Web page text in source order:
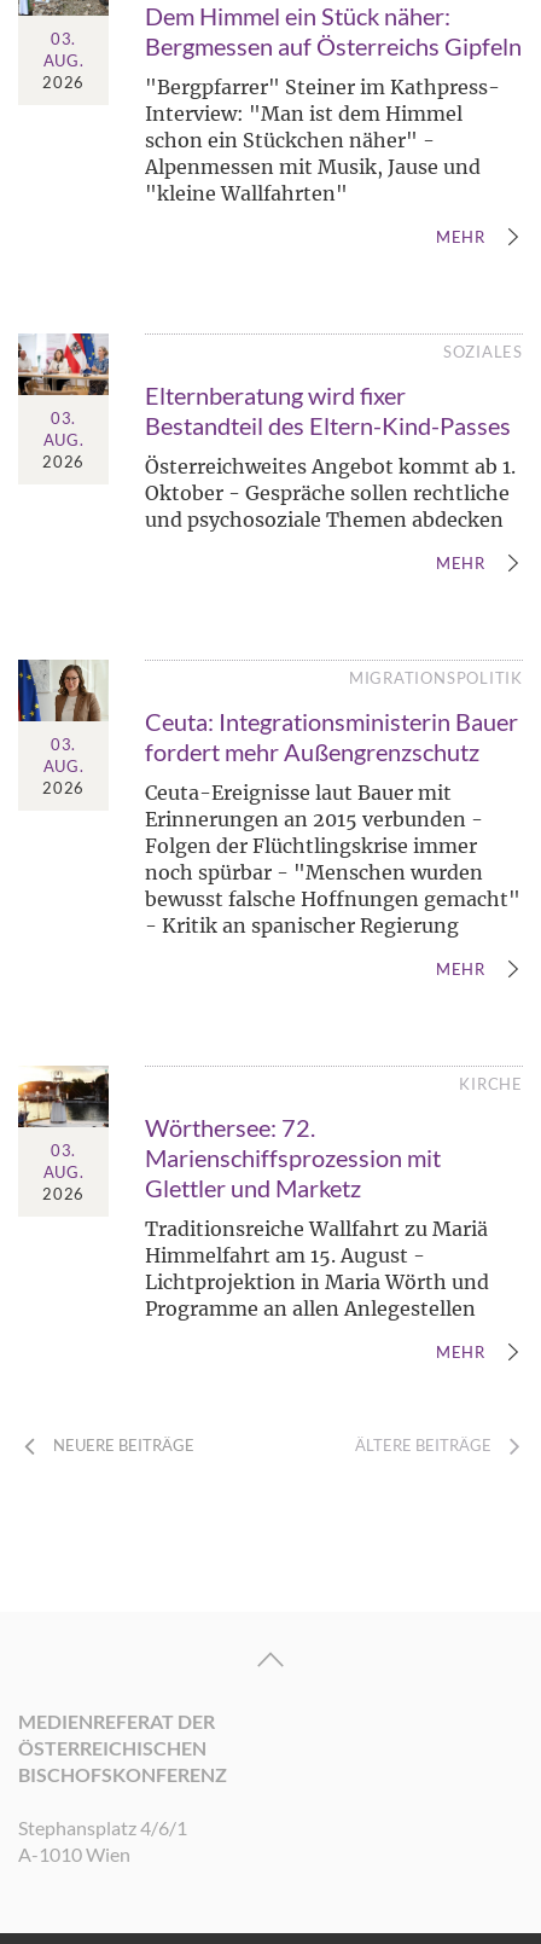
03.
AUG.
2026
Dem Himmel ein Stück näher:
Bergmessen auf Österreichs Gipfeln
"Bergpfarrer" Steiner im Kathpress-
Interview: "Man ist dem Himmel
schon ein Stückchen näher" -
Alpenmessen mit Musik, Jause und
"kleine Wallfahrten"
MEHR
03.
AUG.
2026
SOZIALES
Elternberatung wird fixer
Bestandteil des Eltern-Kind-Passes
Österreichweites Angebot kommt ab 1.
Oktober - Gespräche sollen rechtliche
und psychosoziale Themen abdecken
MEHR
03.
AUG.
2026
MIGRATIONSPOLITIK
Ceuta: Integrationsministerin Bauer
fordert mehr Außengrenzschutz
Ceuta-Ereignisse laut Bauer mit
Erinnerungen an 2015 verbunden -
Folgen der Flüchtlingskrise immer
noch spürbar - "Menschen wurden
bewusst falsche Hoffnungen gemacht"
- Kritik an spanischer Regierung
MEHR
03.
AUG.
2026
KIRCHE
Wörthersee: 72.
Marienschiffsprozession mit
Glettler und Marketz
Traditionsreiche Wallfahrt zu Mariä
Himmelfahrt am 15. August -
Lichtprojektion in Maria Wörth und
Programme an allen Anlegestellen
MEHR
NEUERE BEITRÄGE ÄLTERE BEITRÄGE
MEDIENREFERAT DER
ÖSTERREICHISCHEN
BISCHOFSKONFERENZ
Stephansplatz 4/6/1
A-1010 Wien